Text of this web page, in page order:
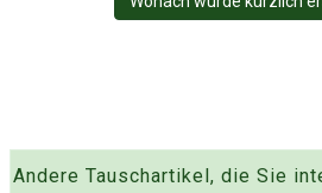
Andere Tauschartikel, die Sie